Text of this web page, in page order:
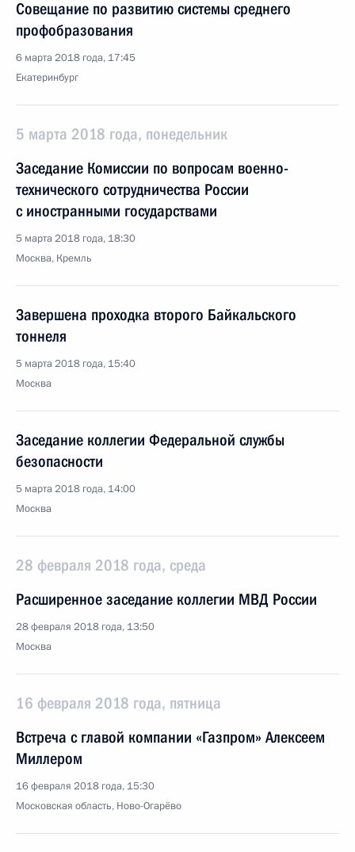
Совещание по развитию системы среднего
профобразования
6 марта 2018 года, 17:45
Екатеринбург
5 марта 2018 года, понедельник
Заседание Комиссии по вопросам военно-
технического сотрудничества России
с иностранными государствами
5 марта 2018 года, 18:30
Москва, Кремль
Завершена проходка второго Байкальского
тоннеля
5 марта 2018 года, 15:40
Москва
Заседание коллегии Федеральной службы
безопасности
5 марта 2018 года, 14:00
Москва
28 февраля 2018 года, среда
Расширенное заседание коллегии МВД России
28 февраля 2018 года, 13:50
Москва
16 февраля 2018 года, пятница
Встреча с главой компании «Газпром» Алексеем
Миллером
16 февраля 2018 года, 15:30
Московская область, Ново-Огарёво